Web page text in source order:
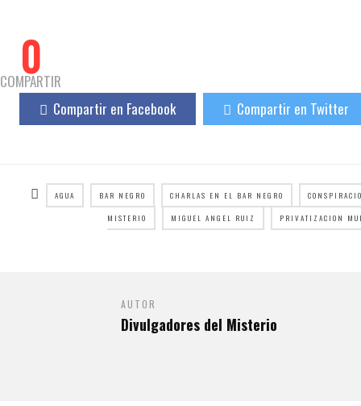
0
COMPARTIR
Compartir en Facebook
Compartir en Twitter
AGUA BAR NEGRO CHARLAS EN EL BAR NEGRO
MISTERIO
MIGUEL ANGEL RUIZ PRIVATIZACION
AUTOR
Divulgadores del Misterio